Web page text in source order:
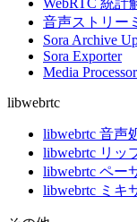
WebRTC 統計
音声ストリー
Sora Archive
Sora Exporter
Media
libwebrtc
libwebrtc 音声
libwebrtc リッ
libwebrtc ペー
libwebrtc ミキ